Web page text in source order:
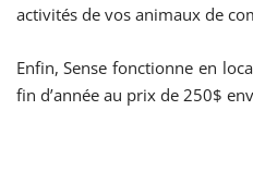
activités de vos animaux de
Enfin, Sense fonctionne en
fin d’année au prix de 250$